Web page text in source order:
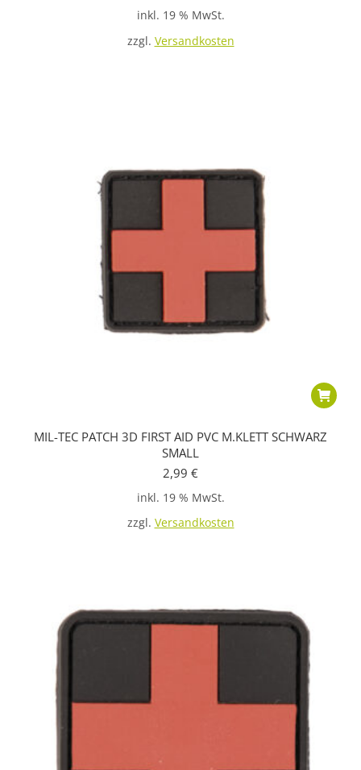
inkl. 19 % MwSt.
zzgl. Versandkosten
MIL-TEC PATCH 3D FIRST AID PVC M.KLETT SCHWARZ
SMALL
2,99 €
inkl. 19 % MwSt.
zzgl. Versandkosten